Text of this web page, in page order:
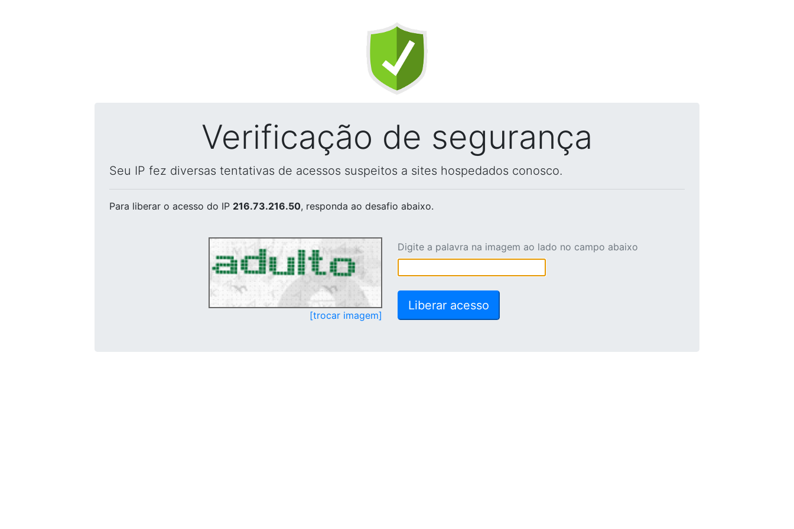
Verificação de segurança
Seu IP fez diversas tentativas de acessos suspeitos a sites hospedados conosco.
Para liberar o acesso do IP 216.73.216.50, responda ao desafio abaixo.
[trocar imagem]
Digite a palavra na imagem ao lado no campo abaixo